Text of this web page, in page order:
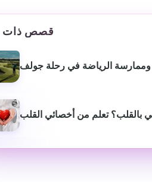
قصص ذات
الرياضة في رحلة جولف
بالقلب؟ تعلم من أخصائي القلب
والتغذية الشخصية
لأي شخص جاد في